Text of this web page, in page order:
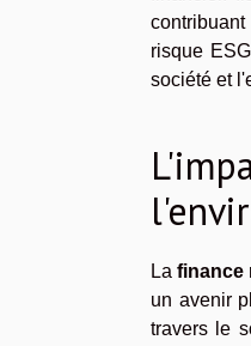
risque
société et
Lafinance
un avenir
travers le